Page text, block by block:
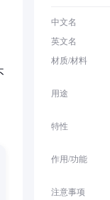
中文名
英文名
材质/材料
用途
特性
作用/功能
注意事项